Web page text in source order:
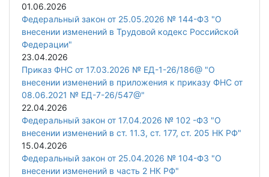
01.06.2026
Федеральный закон от 25.05.2026 № 144-ФЗ "О
внесении изменений в Трудовой кодекс Российской
Федерации"
23.04.2026
Приказ ФНС от 17.03.2026 № ЕД-1-26/186@ "О
внесении изменений в приложения к приказу ФНС от
08.06.2021 № ЕД-7-26/547@"
22.04.2026
Федеральный закон от 17.04.2026 № 102 -ФЗ "О
внесении изменений в ст. 11.3, ст. 177, ст. 205 НК РФ"
15.04.2026
Федеральный закон от 25.04.2026 № 104-ФЗ "О
внесении изменений в часть 2 НК РФ"